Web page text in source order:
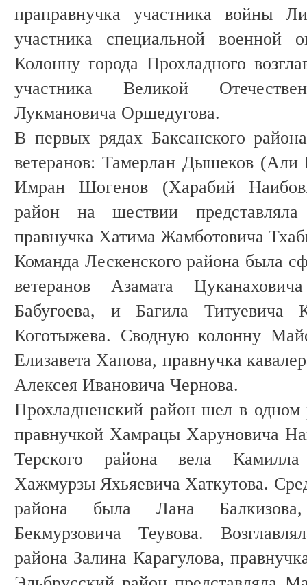
праправнучка участника войны
участника специальной военной
Колонну города Прохладного
участника Великой
Лукмановича Оршедугова.
В первых рядах Баксанского
ветеранов: Тамерлан Дышеков
Имран Шогенов (Харабий
район на шествии
правнучка Хатима Жамботовича
Команда Лескенского района была
ветеранов Азамата
Бабугоева, и Багила Титуевича
Коготыжева. Сводную колонну
Елизавета Хапова, правнучка
Алексея Ивановича Чернова.
Прохладненский район шел в
правнучкой Хамрацы Харуновича
Терского района вела Камилла
Хажмурзы Яхьяевича Хаткутова.
района была Лана
Бекмурзовича Теувова.
района Залина Карагулова,